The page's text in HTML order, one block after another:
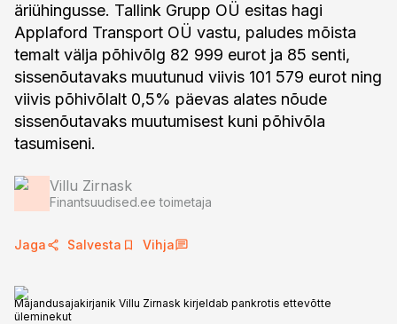
äriühingusse. Tallink Grupp OÜ esitas hagi
Applaford Transport OÜ vastu, paludes mõista
temalt välja põhivõlg 82 999 eurot ja 85 senti,
sissenõutavaks muutunud viivis 101 579 eurot ning
viivis põhivõlalt 0,5% päevas alates nõude
sissenõutavaks muutumisest kuni põhivõla
tasumiseni.
Villu Zirnask
Finantsuudised.ee toimetaja
Jaga Salvesta Vihja
Majandusajakirjanik Villu Zirnask kirjeldab pankrotis ettevõtte
üleminekut